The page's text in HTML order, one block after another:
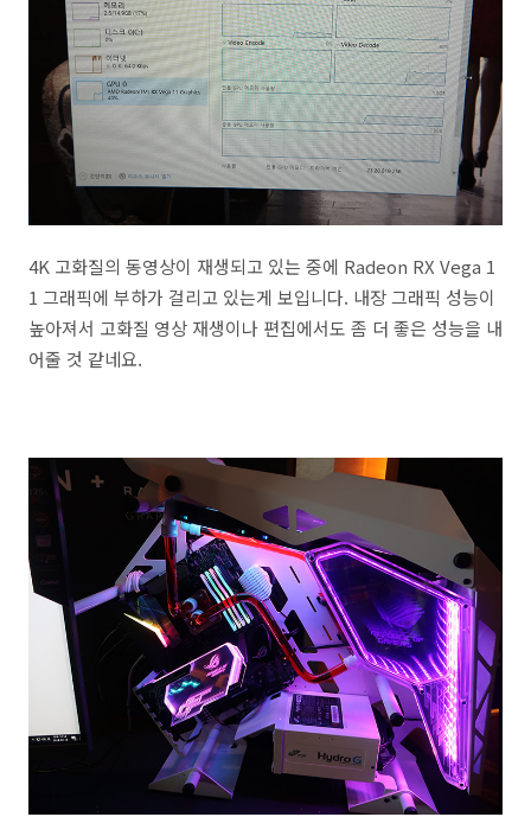
4K 고화질의 동영상이 재생되고 있는 중에 Radeon RX Vega 1
1 그래픽에 부하가 걸리고 있는게 보입니다. 내장 그래픽 성능이
높아져서 고화질 영상 재생이나 편집에서도 좀 더 좋은 성능을 내
어줄 것 같네요.